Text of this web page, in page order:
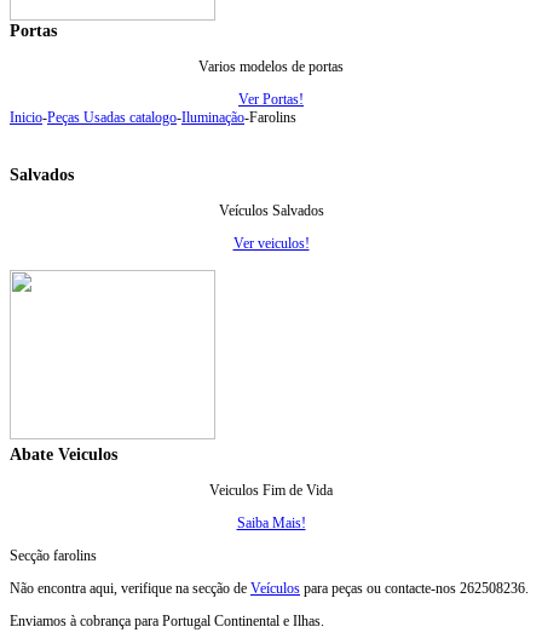
Portas
Varios modelos de portas
Ver Portas!
Inicio-Peças Usadas catalogo-Iluminação-Farolins
Salvados
Veículos Salvados
Ver veiculos!
Abate Veiculos
Veiculos Fim de Vida
Saiba Mais!
Secção farolins
Não encontra aqui, verifique na secção de Veículos para peças ou contacte-nos 262508236.
Enviamos à cobrança para Portugal Continental e Ilhas.